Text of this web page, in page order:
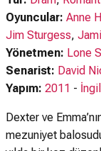
Oyuncular: Anne
Jim Sturgess,
Yönetmen: Lone
Senarist: David
Yapım: 2011 -
Dexter ve
mezuniyet